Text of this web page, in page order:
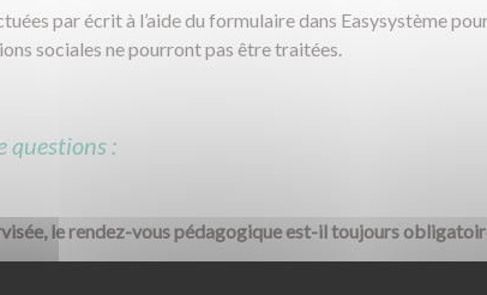
par écrit à l’aide du formulaire dans Easysystème
sociales ne pourront pas être traitées.
questions :
le rendez-vous pédagogique est-il toujours
de durée minimum (3 mois auparavant) et que les élèves ne